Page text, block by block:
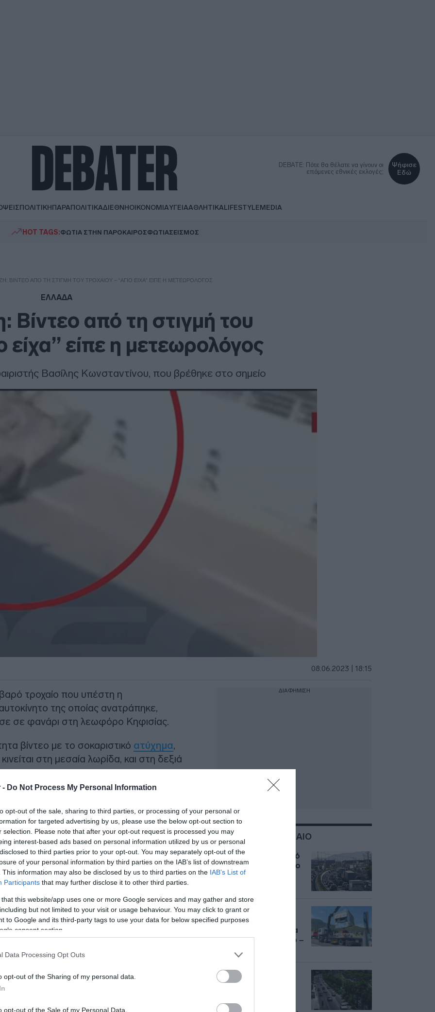
- Do Not Process My Personal Information
opt-out of the sale, sharing to third parties, or processing of your personal or
for targeted advertising by us, please use the below opt-out section to
selection. Please note that after your opt-out request is processed you may
interest-based ads based on personal information utilized by us or personal
to third parties prior to your opt-out. You may separately opt-out of the
of your personal information by third parties on the IAB’s list of downstream
This information may also be disclosed by us to third parties on the IAB’s List of
Participants that may further disclose it to other third parties.
that this website/app uses one or more Google services and may gather and store
but not limited to your visit or usage behaviour. You may click to grant or
to Google and its third-party tags to use your data for below specified purposes
consent section.
Data Processing Opt Outs
opt-out of the Sharing of my personal data.
opt-out of the Sale of my Personal Data.
DEBATE: Πότε θα θέλατε να γίνουν οι
επόμενες εθνικές εκλογές;
Ψήφισε
Εδώ
ΠΟΛΙΤΙΚΗΠΑΡΑΠΟΛΙΤΙΚΑΔΙΕΘΝΗΟΙΚΟΝΟΜΙΑΥΓΕΙΑΑΘΛΗΤΙΚΑLIFESTYLEMEDIA
HOT TAGS:ΦΩΤΙΑ ΣΤΗΝ ΠΑΡΟΚΑΙΡΟΣΦΩΤΙΑΣΕΙΣΜΟΣ
ΒΊΝΤΕΟ ΑΠΌ ΤΗ ΣΤΙΓΜΉ ΤΟΥ ΤΡΟΧΑΊΟΥ – “ΆΓΙΟ ΕΊΧΑ” ΕΊΠΕ Η ΜΕΤΕΩΡΟΛΌΓΟΣ
ΕΛΛΑΔΑ
Βίντεο από τη στιγμή του
είχα” είπε η μετεωρολόγος
Βασίλης Κωνσταντίνου, που βρέθηκε στο σημείο
08.06.2023 | 18:15
τροχαίο που υπέστη η
της οποίας ανατράπηκε,
σε φανάρι στη λεωφόρο Κηφισίας.
βίντεο με το σοκαριστικό ατύχημα,
στη μεσαία λωρίδα, και στη δεξιά
συνέχεια το αυτοκίνητο της
με τον ουρανό στον δρόμο.
φαίνεται από την άλλη γωνία το
και να σταματά
σημείο.
ΔΙΑΦΗΜΙΣΗ
ΣΧΕΤΙΚΑ ΜΕ:ΤΡΟΧΑΙΟ
Τροχαίο στον Κηφισό
– Καθυστερήσεις στο
ρεύμα προς Πειραιά
Ατύχημα στη
διασταύρωση του
Μπράλου: Γεννήτρια
έπεσε από φορτηγό –
Τροχαίο στην
Ποσειδώνος – Στο
κυκλοφορία στο